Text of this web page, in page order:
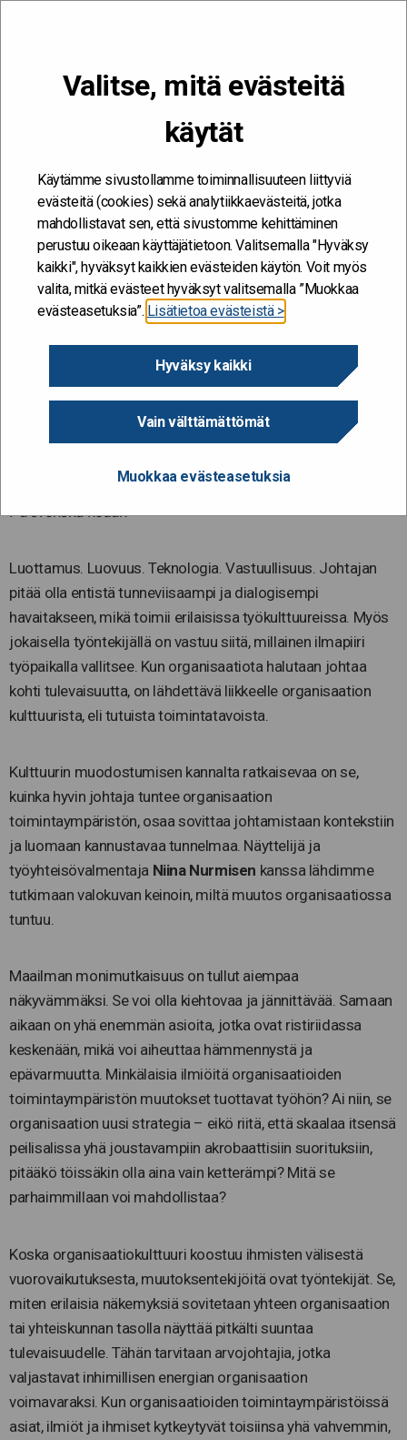
Valitse, mitä evästeitä
käytät
Käytämme sivustollamme toiminnallisuuteen liittyviä
evästeitä (cookies) sekä analytiikkaevästeitä, jotka
mahdollistavat sen, että sivustomme kehittäminen
perustuu oikeaan käyttäjätietoon. Valitsemalla "Hyväksy
kaikki", hyväksyt kaikkien evästeiden käytön. Voit myös
valita, mitkä evästeet hyväksyt valitsemalla ”Muokkaa
evästeasetuksia”. Lisätietoa evästeistä >
Hyväksy kaikki
Vain välttämättömät
Muokkaa evästeasetuksia
Kehitän ja kehityn #töissäSuomelle
Tiedon luo: Miltä muutos tuntuu?
Tiedon luo: Miltä muutos
tuntuu?
På svenska nedan
Luottamus. Luovuus. Teknologia. Vastuullisuus. Johtajan
pitää olla entistä tunneviisaampi ja dialogisempi
havaitakseen, mikä toimii erilaisissa työkulttuureissa. Myös
jokaisella työntekijällä on vastuu siitä, millainen ilmapiiri
työpaikalla vallitsee. Kun organisaatiota halutaan johtaa
kohti tulevaisuutta, on lähdettävä liikkeelle organisaation
kulttuurista, eli tutuista toimintatavoista.
Kulttuurin muodostumisen kannalta ratkaisevaa on se,
kuinka hyvin johtaja tuntee organisaation
toimintaympäristön, osaa sovittaa johtamistaan kontekstiin
ja luomaan kannustavaa tunnelmaa. Näyttelijä ja
työyhteisövalmentaja Niina Nurmisen kanssa lähdimme
tutkimaan valokuvan keinoin, miltä muutos organisaatiossa
tuntuu.
Maailman monimutkaisuus on tullut aiempaa
näkyvämmäksi. Se voi olla kiehtovaa ja jännittävää. Samaan
aikaan on yhä enemmän asioita, jotka ovat ristiriidassa
keskenään, mikä voi aiheuttaa hämmennystä ja
epävarmuutta. Minkälaisia ilmiöitä organisaatioiden
toimintaympäristön muutokset tuottavat työhön? Ai niin, se
organisaation uusi strategia – eikö riitä, että skaalaa itsensä
peilisalissa yhä joustavampiin akrobaattisiin suorituksiin,
pitääkö töissäkin olla aina vain ketterämpi? Mitä se
parhaimmillaan voi mahdollistaa?
Koska organisaatiokulttuuri koostuu ihmisten välisestä
vuorovaikutuksesta, muutoksentekijöitä ovat työntekijät. Se,
miten erilaisia näkemyksiä sovitetaan yhteen organisaation
tai yhteiskunnan tasolla näyttää pitkälti suuntaa
tulevaisuudelle. Tähän tarvitaan arvojohtajia, jotka
valjastavat inhimillisen energian organisaation
voimavaraksi. Kun organisaatioiden toimintaympäristöissä
asiat, ilmiöt ja ihmiset kytkeytyvät toisiinsa yhä vahvemmin,